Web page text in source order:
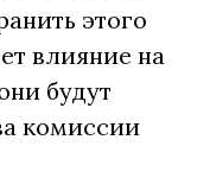
этого
влияние на
будут
комиссии